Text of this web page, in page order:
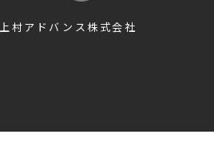
村アドバンス株式会社